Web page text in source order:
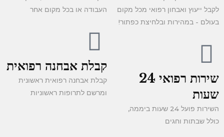
לקבל ייעוץ ואבחון רפואי מכל מקום
בעולם - במהירות ובלחיצת כפתור!
שירות רפואי 24
שעות
השירות פועל 24 שעות ביממה,
כולל שבתות וחגים
העבודה או בכל מקום אחר
קבלת אבחנה רפואית
קבלת אבחנה רפואית ראשונית
ומרשם לתרופות ראשוניות